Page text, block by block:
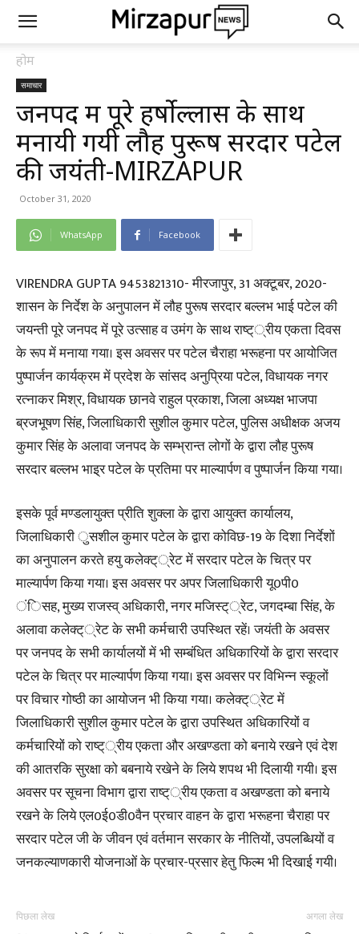
होम
समाचार
जनपद में पूरे हर्षोल्लास के साथ
मनायी गयी लौह पुरूष सरदार पटेल
की जयंती-MIRZAPUR
October 31, 2020
WhatsApp Facebook
VIRENDRA GUPTA 9453821310- मीरजापुर, 31 अक्टूबर, 2020-
शासन के निर्देश के अनुपालन में लौह पुरूष सरदार बल्लभ भाई पटेल की
जयन्ती पूरे जनपद में पूरे उत्साह व उमंग के साथ राष्ट््रीय एकता दिवस
के रूप में मनाया गया। इस अवसर पर पटेल चैराहा भरूहना पर आयोजित
पुष्पार्जन कार्यक्रम में प्रदेश के सांसद अनुप्रिया पटेल, विधायक नगर
रत्नाकर मिश्र, विधायक छानवे राहुल प्रकाश, जिला अध्यक्ष भाजपा
ब्रजभूषण सिंह, जिलाधिकारी सुशील कुमार पटेल, पुलिस अधीक्षक अजय
कुमार सिंह के अलावा जनपद के सम्भ्रान्त लोगों के द्वारा लौह पुरूष
सरदार बल्लभ भाइ्र पटेल के प्रतिमा पर माल्यार्पण व पुष्पार्जन किया गया।
इसके पूर्व मण्डलायुक्त प्रीति शुक्ला के द्वारा आयुक्त कार्यालय,
जिलाधिकारी ुसशील कुमार पटेल के द्वारा कोविछ-19 के दिशा निर्देशों
का अनुपालन करते हयु कलेक्ट््रेट में सरदार पटेल के चित्र पर
माल्यार्पण किया गया। इस अवसर पर अपर जिलाधिकारी यू0पी0
ंिसह, मुख्य राजस्व् अधिकारी, नगर मजिस्ट््रेट, जगदम्बा सिंह, के
अलावा कलेक्ट््रेट के सभी कर्मचारी उपस्थित रहें। जयंती के अवसर
पर जनपद के सभी कार्यालयों में भी सम्बंधित अधिकारियों के द्वारा सरदार
पटेल के चित्र पर माल्यार्पण किया गया। इस अवसर पर विभिन्न स्कूलों
पर विचार गोष्ठी का आयोजन भी किया गया। कलेक्ट््रेट में
जिलाधिकारी सुशील कुमार पटेल के द्वारा उपस्थित अधिकारियों व
कर्मचारियों को राष्ट््रीय एकता और अखण्डता को बनाये रखने एवं देश
की आतरकि सुरक्षा को बबनाये रखेने के लिये शपथ भी दिलायी गयी। इस
अवसर पर सूचना विभाग द्वारा राष्ट््रीय एकता व अखण्डता को बनाये
रखने के लिये एल0ई0डी0वैन प्रचार वाहन के द्वारा भरूहना चैराहा पर
सरदार पटेल जी के जीवन एवं वर्तमान सरकार के नीतियों, उपलब्धियों व
जनकल्याणकारी योजनाओं के प्रचार-प्रसार हेतु फिल्म भी दिखाई गयी।
पिछला लेख अगला लेख